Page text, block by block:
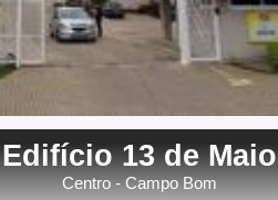
Edifício 13 de Maio
Centro - Campo Bom